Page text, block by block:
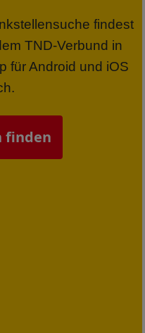
findest
TND-Verbund in
für Android und iOS
finden